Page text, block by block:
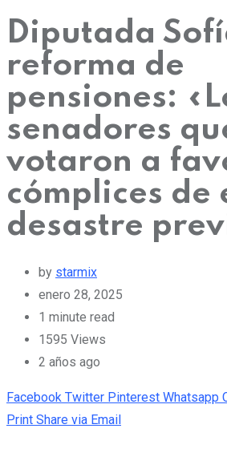
Diputada
reforma de
pensiones:
senadores
votaron a
cómplices de
desastre
by starmix
enero 28, 2025
1 minute read
1595 Views
2 años ago
Facebook Twitter Pinterest Whatsapp
Print Share via Email